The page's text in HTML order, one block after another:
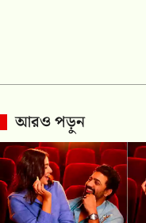
আরও পড়ুন